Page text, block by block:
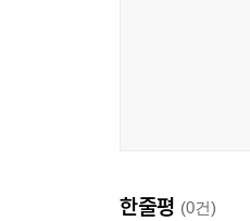
한줄평 (0건)